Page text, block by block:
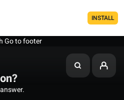
INSTALL
Go to footer